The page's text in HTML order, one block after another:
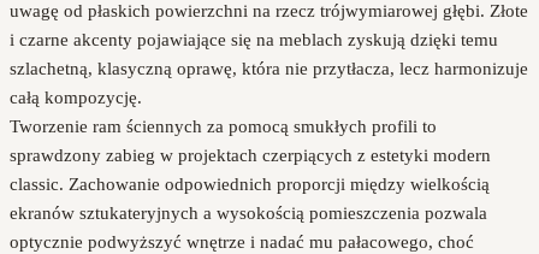
uwagę od płaskich powierzchni na rzecz trójwymiarowej głębi. Złote
i czarne akcenty pojawiające się na meblach zyskują dzięki temu
szlachetną, klasyczną oprawę, która nie przytłacza, lecz harmonizuje
całą kompozycję.
Tworzenie ram ściennych za pomocą smukłych profili to
sprawdzony zabieg w projektach czerpiących z estetyki modern
classic. Zachowanie odpowiednich proporcji między wielkością
ekranów sztukateryjnych a wysokością pomieszczenia pozwala
optycznie podwyższyć wnętrze i nadać mu pałacowego, choć